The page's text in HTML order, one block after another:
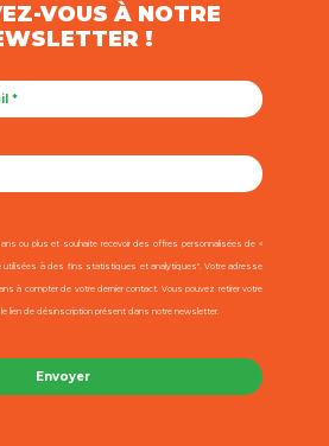
VOUS À NOTRE
!
ans ou plus et souhaite recevoir des offres personnalisées de «
utilisées à des fins statistiques et analytiques". Votre adresse
à compter de votre dernier contact. Vous pouvez retirer votre
lien de désinscription présent dans notre newsletter.